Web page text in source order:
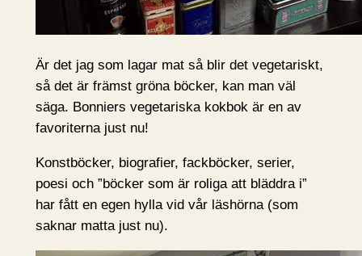
Är det jag som lagar mat så blir det vegetariskt,
så det är främst gröna böcker, kan man väl
säga. Bonniers vegetariska kokbok är en av
favoriterna just nu!
Konstböcker, biografier, fackböcker, serier,
poesi och ”böcker som är roliga att bläddra i”
har fått en egen hylla vid vår läshörna (som
saknar matta just nu).